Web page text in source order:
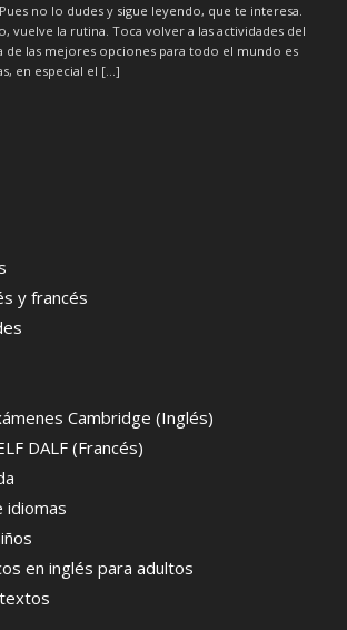
no lo dudes y sigue leyendo, que te interesa.
vuelve la rutina. Toca volver a las actividades del
de las mejores opciones para todo el mundo es
en especial el […]
y francés
Cambridge (Inglés)
DALF (Francés)
idiomas
en inglés para adultos